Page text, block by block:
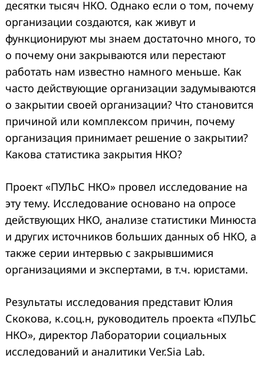
десятки тысяч НКО. Однако если о том, почему
организации создаются, как живут и
функционируют мы знаем достаточно много, то
о почему они закрываются или перестают
работать нам известно намного меньше. Как
часто действующие организации задумываются
о закрытии своей организации? Что становится
причиной или комплексом причин, почему
организация принимает решение о закрытии?
Какова статистика закрытия НКО?
Проект «ПУЛЬС НКО» провел исследование на
эту тему. Исследование основано на опросе
действующих НКО, анализе статистики Минюста
и других источников больших данных об НКО, а
также серии интервью с закрывшимися
организациями и экспертами, в т.ч. юристами.
Результаты исследования представит Юлия
Скокова, к.соц.н, руководитель проекта «ПУЛЬС
НКО», директор Лаборатории социальных
исследований и аналитики Ver.Sia Lab.